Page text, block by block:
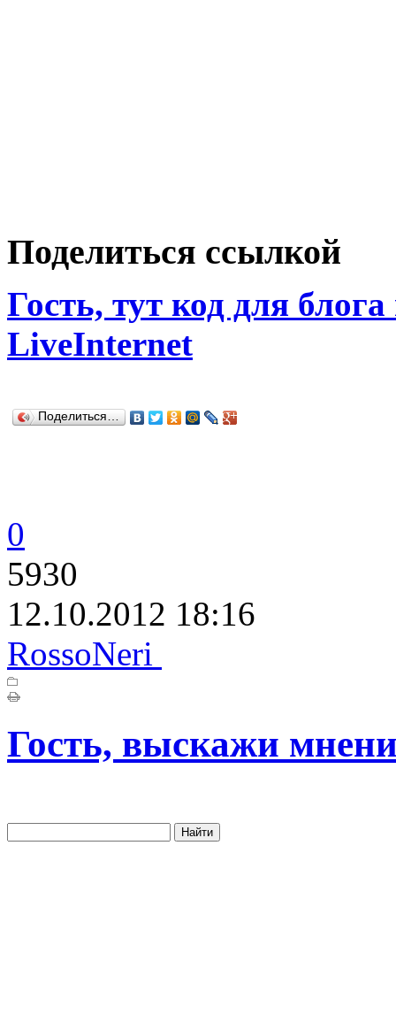
Поделиться ссылкой
Гость, тут код для
LiveInternet
Поделиться…
0
5930
12.10.2012 18:16
RossoNeri
Гость, выскажи